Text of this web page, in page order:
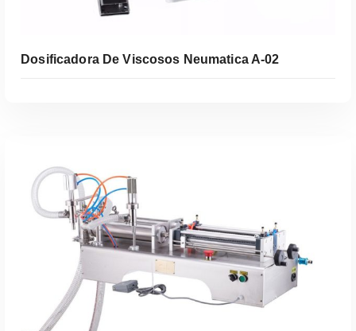
Dosificadora De Viscosos Neumatica A-02